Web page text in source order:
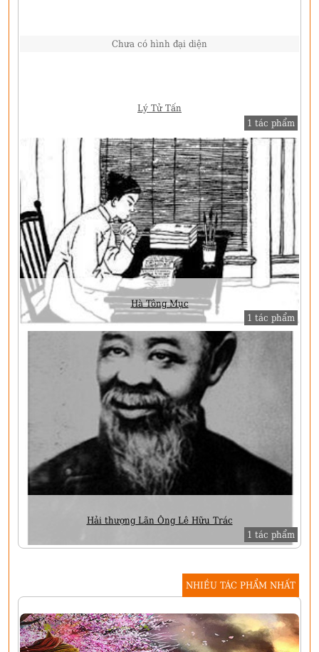
Chưa có hình đại diện
Lý Tử Tấn
1 tác phẩm
Hà Tông Mục
1 tác phẩm
Hải thượng Lãn Ông Lê Hữu Trác
1 tác phẩm
NHIỀU TÁC PHẨM NHẤT